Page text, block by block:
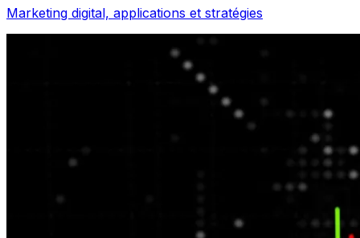
Marketing digital, applications et stratégies